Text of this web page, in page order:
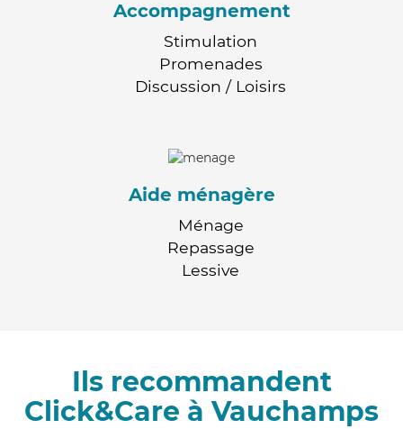
Accompagnement
Stimulation
Promenades
Discussion / Loisirs
Aide ménagère
Ménage
Repassage
Lessive
Ils recommandent
Click&Care à Vauchamps